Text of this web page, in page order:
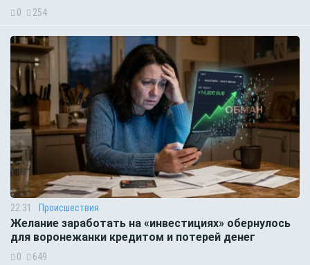
0 254
22:31 Происшествия
Желание заработать на «инвестициях» обернулось
для воронежанки кредитом и потерей денег
0 649